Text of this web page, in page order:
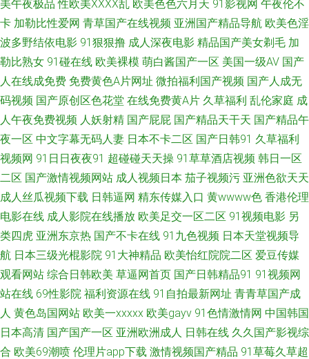
v网站 性色成人区人妻精品 91群交 99热国产婷婷 九九精品一二三 日日夜夜
內射 伊人99大香网 91熟女对白 俺去也AV 丁香六月亭亭 国产精品 韩日特级
av 色宅午夜 在线观看不卡av网站 91精彩视频在线观看网站 爱豆传媒剧情
MV色哟 玖玖av 日韩另类综合 影音先锋另类电影 91国内福利 成人三级 黄色
国产99在线精品 久久九九网站 日韩另类无码偷拍AV 91国产精品探花视频
91综合娱乐网在线 国产精品视频99 日韩gv 亚洲狼人窝 91极品 97就去干网
站在线 大香蕉大香蕉伊人在线 日韩成人无码 影音先锋AV最新电影 91九色熟
女老版 91在线播放大神 精品久久97麻豆 人人色人人乐 午夜天堂色 91麻豆
美午夜极品 性欧美ⅩⅩⅩⅩ乱 欧美色色六月天 91影视网 午夜伦不
卡 加勒比性爱网 青草国产在线视频 亚洲国产精品导航 欧美色淫
波多野结依电影 91狠狠撸 成人深夜电影 精品国产美女剃毛 加
勒比熟女 91碰在线 欧美裸模 萌白酱国产一区 美国一级AV 国产
人在线成免费 免费黄色A片网址 微拍福利国产视频 国产人成无
码视频 国产原创区色花堂 在线免费黄A片 久草福利 乱伦家庭 成
人午夜免费视频 人妖射精 国产屁屁 国产精品天干天 国产精品午
夜一区 中文字幕无码人妻 日本不卡二区 国产日韩91 久草福利
视频网 91日日夜夜91 超碰碰天天操 91草草酒店视频 韩日一区
二区 国产激情视频网站 成人视频日本 茄子视频污 亚洲色欲天天
成人丝瓜视频下载 日韩逼网 精东传媒入口 黄wwww色 香港伦理
电影在线 成人影院在线播放 欧美足交一区二区 91视频电影 另
类四虎 亚洲东京热 国产不卡在线 91九色视频 日本天堂视频导
航 日本三级光棍影院 91大神精品 欧美怡红院院二区 爱豆传媒
观看网站 综合日韩欧美 草逼网首页 国产日韩精品91 91视频网
站在线 69性影院 福利资源在线 91自拍最新网址 青青草国产成
人 黄色岛国网站 欧美一xxxxx 欧美gayv 91色情激情网 中国韩国
日本高清 国产国产一区 亚洲欧洲成人 日韩在线 久久国产影视综
合 欧美69潮喷 伦理片app下载 激情视频国产精品 91草莓久草超